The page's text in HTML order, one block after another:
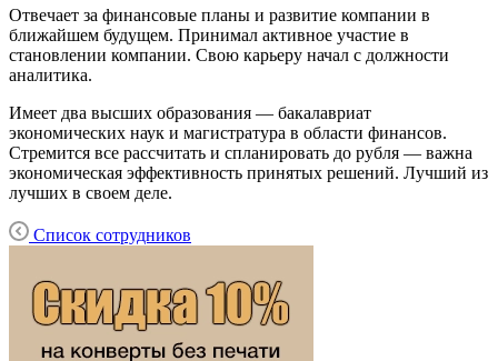
Отвечает за финансовые планы и развитие компании в
ближайшем будущем. Принимал активное участие в
становлении компании. Свою карьеру начал с должности
аналитика.
Имеет два высших образования — бакалавриат
экономических наук и магистратура в области финансов.
Стремится все рассчитать и спланировать до рубля — важна
экономическая эффективность принятых решений. Лучший из
лучших в своем деле.
Список сотрудников